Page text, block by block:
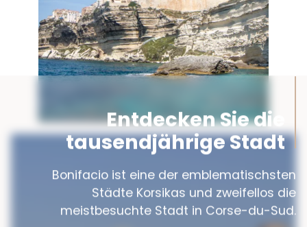
Entdecken Sie die
tausendjährige Stadt
Bonifacio ist eine der emblematischsten
Städte Korsikas und zweifellos die
meistbesuchte Stadt in Corse-du-Sud.